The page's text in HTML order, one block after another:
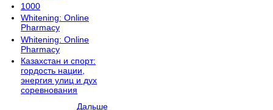
1000
Whitening: Online
Pharmacy
Whitening: Online
Pharmacy
Казахстан и спорт:
гордость нации,
энергия улиц и дух
соревнования
Дальше